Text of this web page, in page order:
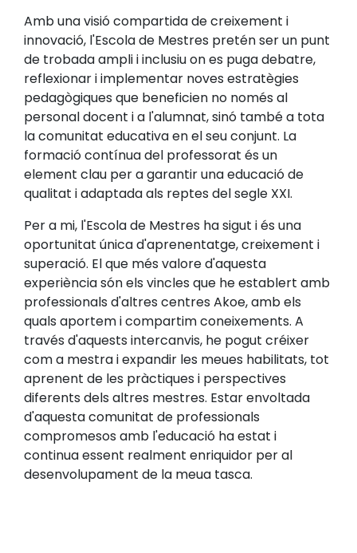
Amb una visió compartida de creixement i
innovació, l'Escola de Mestres pretén ser un punt
de trobada ampli i inclusiu on es puga debatre,
reflexionar i implementar noves estratègies
pedagògiques que beneficien no només al
personal docent i a l'alumnat, sinó també a tota
la comunitat educativa en el seu conjunt. La
formació contínua del professorat és un
element clau per a garantir una educació de
qualitat i adaptada als reptes del segle XXI.
Per a mi, l'Escola de Mestres ha sigut i és una
oportunitat única d'aprenentatge, creixement i
superació. El que més valore d'aquesta
experiència són els vincles que he establert amb
professionals d'altres centres Akoe, amb els
quals aportem i compartim coneixements. A
través d'aquests intercanvis, he pogut créixer
com a mestra i expandir les meues habilitats, tot
aprenent de les pràctiques i perspectives
diferents dels altres mestres. Estar envoltada
d'aquesta comunitat de professionals
compromesos amb l'educació ha estat i
continua essent realment enriquidor per al
desenvolupament de la meua tasca.